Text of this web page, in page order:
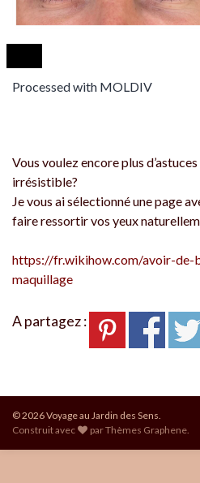
Processed with MOLDIV
Vous voulez encore plus
irrésistible?
Je vous ai sélectionné une page
faire ressortir vos yeux
https://fr.wikihow.com/avoir-de-
maquillage
A partagez :
© 2026 Voyage au Jardin des Sens.
Construit avec
parThèmes Graphene.